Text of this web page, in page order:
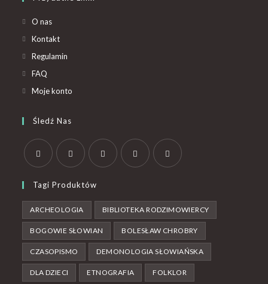
O nas
Kontakt
Regulamin
FAQ
Moje konto
Śledź Nas
Tagi Produktów
ARCHEOLOGIA BIBLIOTEKA RODZIMOWIERCY
BOGOWIE SŁOWIAN BOLESŁAW CHROBRY
CZASOPISMO DEMONOLOGIA SŁOWIAŃSKA
DLA DZIECI ETNOGRAFIA FOLKLOR